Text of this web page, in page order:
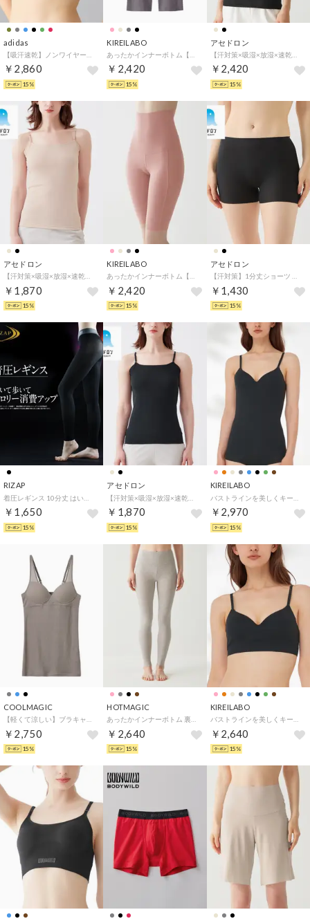
adidas
￥2,860
15%
KIREILABO
￥2,420
15%
アセドロン
￥2,420
15%
アセドロン
￥1,870
15%
KIREILABO
￥2,420
15%
アセドロン
￥1,430
15%
RIZAP
￥1,650
15%
アセドロン
￥1,870
15%
KIREILABO
￥2,970
15%
COOLMAGIC
￥2,750
15%
HOTMAGIC
￥2,640
15%
KIREILABO
￥2,640
15%